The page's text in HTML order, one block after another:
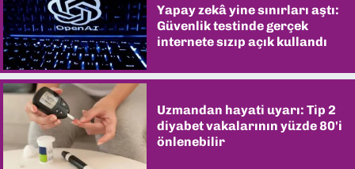
Yapay zekâ yine sınırları aştı:
Güvenlik testinde gerçek
internete sızıp açık kullandı
Uzmandan hayati uyarı: Tip 2
diyabet vakalarının yüzde 80'i
önlenebilir